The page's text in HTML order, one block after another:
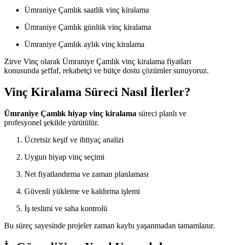
Ümraniye Çamlık saatlik vinç kiralama
Ümraniye Çamlık günlük vinç kiralama
Ümraniye Çamlık aylık vinç kiralama
Zirve Vinç olarak Ümraniye Çamlık vinç kiralama fiyatları
konusunda şeffaf, rekabetçi ve bütçe dostu çözümler sunuyoruz.
Vinç Kiralama Süreci Nasıl İlerler?
Ümraniye Çamlık hiyap vinç kiralama süreci planlı ve
profesyonel şekilde yürütülür.
Ücretsiz keşif ve ihtiyaç analizi
Uygun hiyap vinç seçimi
Net fiyatlandırma ve zaman planlaması
Güvenli yükleme ve kaldırma işlemi
İş teslimi ve saha kontrolü
Bu süreç sayesinde projeler zaman kaybı yaşanmadan tamamlanır.